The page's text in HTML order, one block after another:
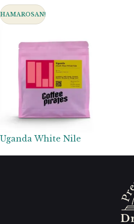
HAMAROSAN!
Uganda White Nile